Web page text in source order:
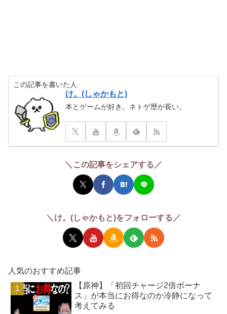
この記事を書いた人
け。(しゃかもと)
本とゲームが好き。ネトゲ歴が長い。
＼この記事をシェアする／
＼け。(しゃかもと)をフォローする／
人気のおすすめ記事
【原神】「初回チャージ2倍ボーナ
ス」が本当にお得なのか冷静になって
考えてみる